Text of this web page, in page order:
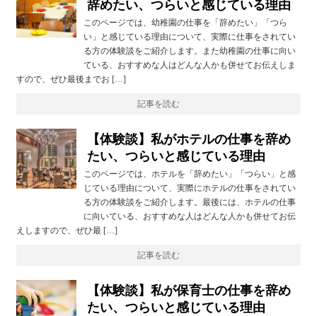
辞めたい、つらいと感じている理由
このページでは、幼稚園の仕事を「辞めたい」「つら
い」と感じている理由について、実際に仕事をされてい
る方の体験談をご紹介します。また幼稚園の仕事に向い
ている、おすすめな人はどんな人かも併せてお伝えしま
すので、ぜひ最後までお […]
記事を読む
【体験談】私がホテルの仕事を辞め
たい、つらいと感じている理由
このページでは、ホテルを「辞めたい」「つらい」と感
じている理由について、実際にホテルの仕事をされてい
る方の体験談をご紹介します。最後には、ホテルの仕事
に向いている、おすすめな人はどんな人かも併せてお伝
えしますので、ぜひ最 […]
記事を読む
【体験談】私が保育士の仕事を辞め
たい、つらいと感じている理由